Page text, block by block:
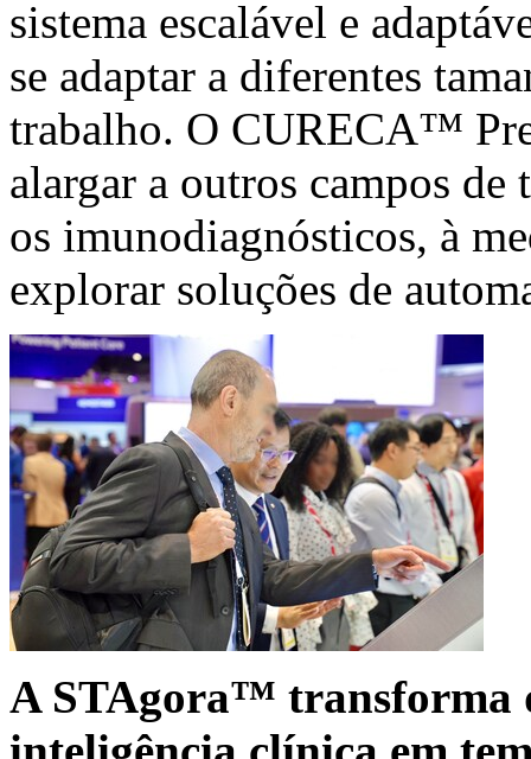
sistema escalável e
se adaptar a diferentes
trabalho. O CURECA™
alargar a outros campos
os imunodiagnósticos, à
explorar soluções de
A STAgora™ transforma